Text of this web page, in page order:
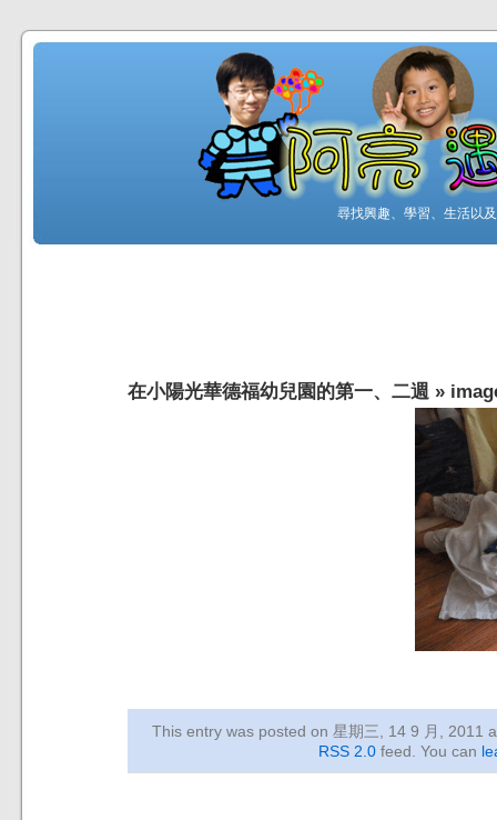
尋找興趣、學習、生活以
在小陽光華德福幼兒園的第一、二週 »
This entry was posted on 星期三, 14 9 月, 2011
RSS 2.0feed. You can